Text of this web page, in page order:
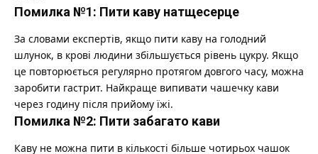
Помилка №1: Пити каву натщесерце
За словами експертів, якщо пити каву на голодний
шлунок, в крові людини збільшується рівень цукру. Якщо
це повторюється регулярно протягом довгого часу, можна
заробити гастрит. Найкраще випивати чашечку кави
через годину після прийому їжі.
Помилка №2: Пити забагато кави
Каву не можна пити в кількості більше чотирьох чашок